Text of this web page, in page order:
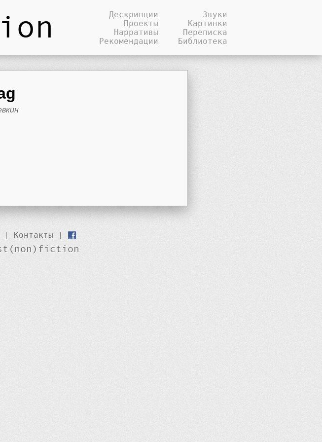
Дескрипции
Проекты
Нарративы
Рекомендации
Звуки
Картинки
Переписка
Библиотека
| Контакты |